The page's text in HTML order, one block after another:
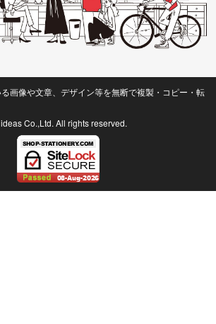
画像や文章、デザイン等を無断で複製・コピー・転
Co.,Ltd. All rights reserved.